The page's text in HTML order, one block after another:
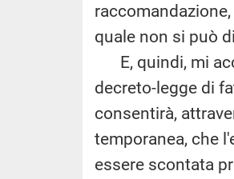
quale non si può
E, quindi, mi
decreto-legge di
consentirà,
temporanea, che
essere scontata